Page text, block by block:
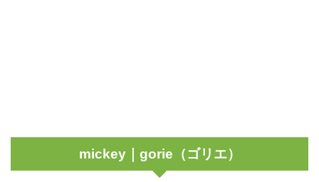
mickey｜gorie（ゴリエ）